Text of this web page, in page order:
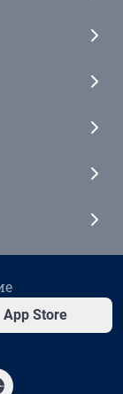
App Store